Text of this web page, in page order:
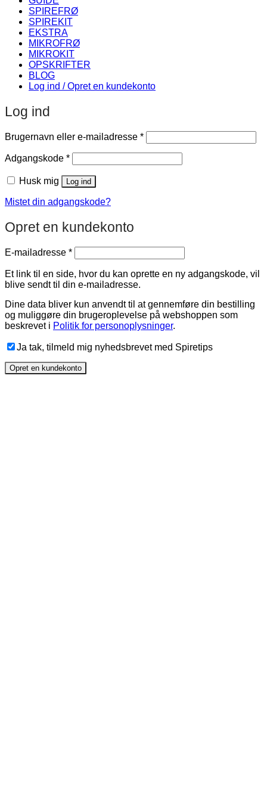
SPIREFRØ
SPIREKIT
EKSTRA
MIKROFRØ
MIKROKIT
OPSKRIFTER
BLOG
Log ind / Opret en kundekonto
Log ind
Brugernavn eller e-mailadresse *Påkrævet
Adgangskode *Påkrævet
Husk mig Log ind
Mistet din adgangskode?
Opret en kundekonto
E-mailadresse *Påkrævet
Et link til en side, hvor du kan oprette en ny adgangskode, vil
blive sendt til din e-mailadresse.
Dine data bliver kun anvendt til at gennemføre din bestilling
og muliggøre din brugeroplevelse på webshoppen som
beskrevet i Politik for personoplysninger.
Ja tak, tilmeld mig nyhedsbrevet med Spiretips
Opret en kundekonto